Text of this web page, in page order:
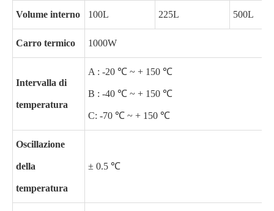
Volume interno 100L 225L 500L
Carro termico 1000W
Intervalla di
temperatura
A : -20 ℃ ~ + 150 ℃
B : -40 ℃ ~ + 150 ℃
C: -70 ℃ ~ + 150 ℃
Oscillazione
della
temperatura
± 0.5 ℃